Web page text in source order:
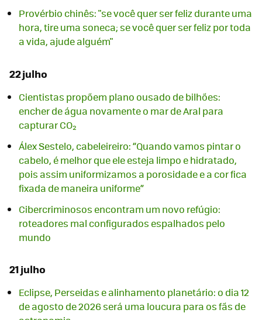
Provérbio chinês: "se você quer ser feliz durante uma
hora, tire uma soneca; se você quer ser feliz por toda
a vida, ajude alguém"
22 julho
Cientistas propõem plano ousado de bilhões:
encher de água novamente o mar de Aral para
capturar CO₂
Álex Sestelo, cabeleireiro: “Quando vamos pintar o
cabelo, é melhor que ele esteja limpo e hidratado,
pois assim uniformizamos a porosidade e a cor fica
fixada de maneira uniforme”
Cibercriminosos encontram um novo refúgio:
roteadores mal configurados espalhados pelo
mundo
21 julho
Eclipse, Perseidas e alinhamento planetário: o dia 12
de agosto de 2026 será uma loucura para os fãs de